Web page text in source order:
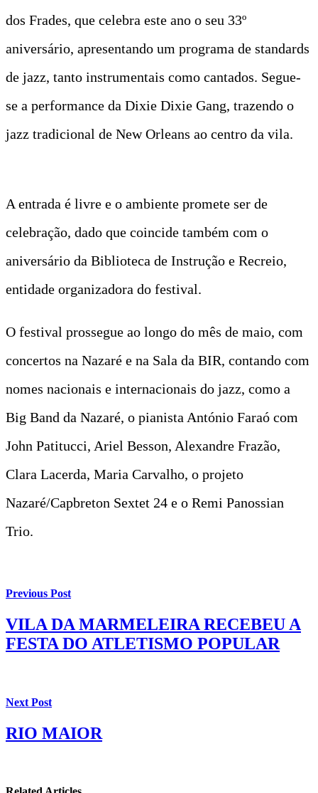
dos Frades, que celebra este ano o seu 33º
aniversário, apresentando um programa de standards
de jazz, tanto instrumentais como cantados. Segue-
se a performance da Dixie Dixie Gang, trazendo o
jazz tradicional de New Orleans ao centro da vila.
A entrada é livre e o ambiente promete ser de
celebração, dado que coincide também com o
aniversário da Biblioteca de Instrução e Recreio,
entidade organizadora do festival.
O festival prossegue ao longo do mês de maio, com
concertos na Nazaré e na Sala da BIR, contando com
nomes nacionais e internacionais do jazz, como a
Big Band da Nazaré, o pianista António Faraó com
John Patitucci, Ariel Besson, Alexandre Frazão,
Clara Lacerda, Maria Carvalho, o projeto
Nazaré/Capbreton Sextet 24 e o Remi Panossian
Trio.
Previous Post
VILA DA MARMELEIRA RECEBEU A
FESTA DO ATLETISMO POPULAR
Next Post
RIO MAIOR